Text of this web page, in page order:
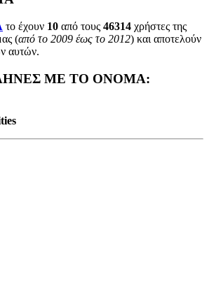
το έχουν 10 από τους 46314 χρήστες της
(από το 2009 έως το 2012) και αποτελούν
αυτών.
ΜΕ ΤΟ ΟΝΟΜΑ: